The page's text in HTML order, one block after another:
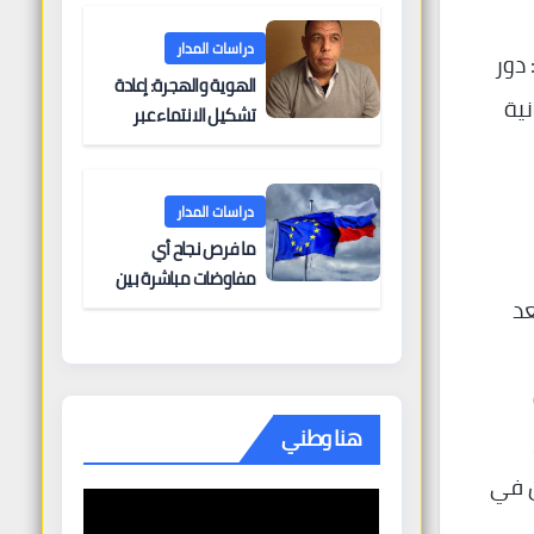
في
دراسات المدار
الهوية والهجرة: إعادة
تشكيل الانتماء عبر
دراسات المدار
ما فرص نجاح أي
مفاوضات مباشرة بين
هنا وطني